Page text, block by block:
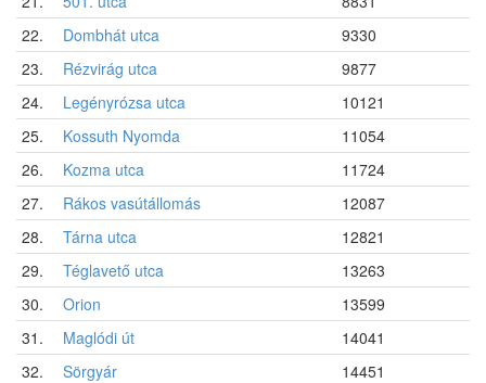
22.
Dombhát utca
9330
23.
Rézvirág utca
9877
24.
Legényrózsa utca
10121
25.
Kossuth Nyomda
11054
26.
Kozma utca
11724
27.
Rákos vasútállomás
12087
28.
Tárna utca
12821
29.
Téglavető utca
13263
30.
Orion
13599
31.
Maglódi út
14041
32.
Sörgyár
14451